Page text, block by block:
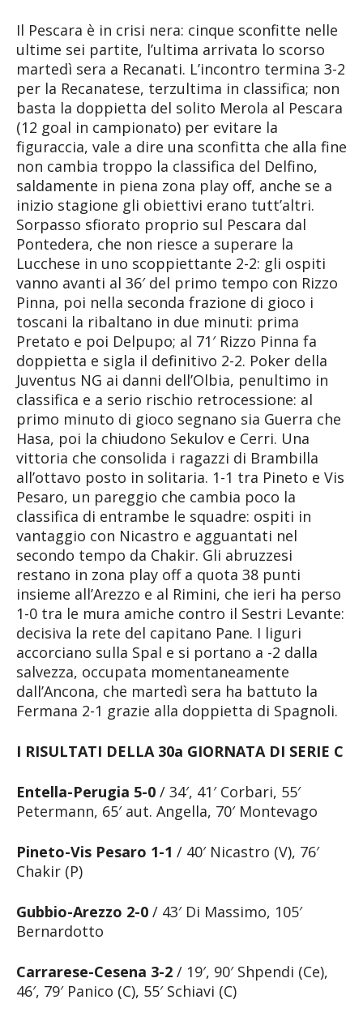
Il Pescara è in crisi nera: cinque sconfitte nelle
ultime sei partite, l’ultima arrivata lo scorso
martedì sera a Recanati. L’incontro termina 3-2
per la Recanatese, terzultima in classifica; non
basta la doppietta del solito Merola al Pescara
(12 goal in campionato) per evitare la
figuraccia, vale a dire una sconfitta che alla fine
non cambia troppo la classifica del Delfino,
saldamente in piena zona play off, anche se a
inizio stagione gli obiettivi erano tutt’altri.
Sorpasso sfiorato proprio sul Pescara dal
Pontedera, che non riesce a superare la
Lucchese in uno scoppiettante 2-2: gli ospiti
vanno avanti al 36′ del primo tempo con Rizzo
Pinna, poi nella seconda frazione di gioco i
toscani la ribaltano in due minuti: prima
Pretato e poi Delpupo; al 71′ Rizzo Pinna fa
doppietta e sigla il definitivo 2-2. Poker della
Juventus NG ai danni dell’Olbia, penultimo in
classifica e a serio rischio retrocessione: al
primo minuto di gioco segnano sia Guerra che
Hasa, poi la chiudono Sekulov e Cerri. Una
vittoria che consolida i ragazzi di Brambilla
all’ottavo posto in solitaria. 1-1 tra Pineto e Vis
Pesaro, un pareggio che cambia poco la
classifica di entrambe le squadre: ospiti in
vantaggio con Nicastro e agguantati nel
secondo tempo da Chakir. Gli abruzzesi
restano in zona play off a quota 38 punti
insieme all’Arezzo e al Rimini, che ieri ha perso
1-0 tra le mura amiche contro il Sestri Levante:
decisiva la rete del capitano Pane. I liguri
accorciano sulla Spal e si portano a -2 dalla
salvezza, occupata momentaneamente
dall’Ancona, che martedì sera ha battuto la
Fermana 2-1 grazie alla doppietta di Spagnoli.
I RISULTATI DELLA 30a GIORNATA DI SERIE C
Entella-Perugia 5-0 / 34′, 41′ Corbari, 55′
Petermann, 65′ aut. Angella, 70′ Montevago
Pineto-Vis Pesaro 1-1 / 40′ Nicastro (V), 76′
Chakir (P)
Gubbio-Arezzo 2-0 / 43′ Di Massimo, 105′
Bernardotto
Carrarese-Cesena 3-2 / 19′, 90′ Shpendi (Ce),
46′, 79′ Panico (C), 55′ Schiavi (C)